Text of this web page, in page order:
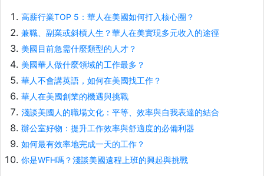
高薪行業TOP 5：華人在美國如何打入核心圈？
兼職、副業或斜槓人生？華人在美實現多元收入的途徑
美國目前急需什麼類型的人才？
美國華人做什麼領域的工作最多？
華人不會講英語，如何在美國找工作？
華人在美國創業的機遇與挑戰
淺談美國人的職場文化：平等、效率與自我表達的結合
辦公室好物：提升工作效率與舒適度的必備利器
如何最有效率地完成一天的工作？
你是WFH嗎？淺談美國遠程上班的興起與挑戰